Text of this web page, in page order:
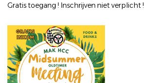
Gratis toegang ! Inschrijven niet verplicht !